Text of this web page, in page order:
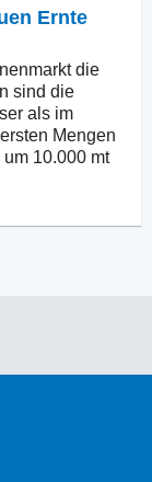
Ernte
die
sind die
als im
Mengen
10.000 mt